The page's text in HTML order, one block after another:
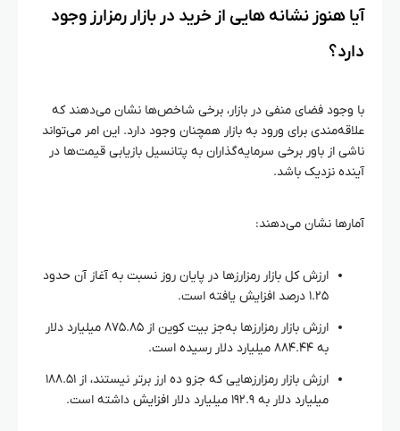
آیا هنوز نشانه‌ هایی از خرید در بازار رمزارز وجود
دارد؟
با وجود فضای منفی در بازار، برخی شاخص‌ها نشان می‌دهند که
علاقه‌مندی برای ورود به بازار همچنان وجود دارد. این امر می‌تواند
ناشی از باور برخی سرمایه‌گذاران به پتانسیل بازیابی قیمت‌ها در
آینده نزدیک باشد.
آمارها نشان می‌دهند:
ارزش کل بازار رمزارزها در پایان روز نسبت به آغاز آن حدود
۱.۲۵ درصد افزایش یافته است.
ارزش بازار رمزارزها به‌جز بیت کوین از ۸۷۵.۸۵ میلیارد دلار
به ۸۸۴.۴۴ میلیارد دلار رسیده است.
ارزش بازار رمزارزهایی که جزو ده ارز برتر نیستند، از ۱۸۸.۵۱
میلیارد دلار به ۱۹۲.۹ میلیارد دلار افزایش داشته است.